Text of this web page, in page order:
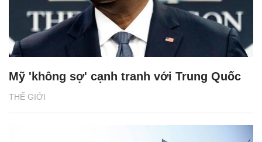
THẾ GIỚI
Mỹ 'không sợ' cạnh tranh với Trung Quốc